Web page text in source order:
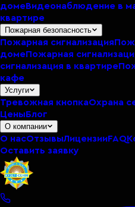
домеВидеонаблюдение в
квартире
Пожарная безопасность
Пожарная сигнализация
домеПожарная
сигнализация в квартире
кафе
Услуги
Тревожная кнопкаОхрана
ЦеныБлог
О компании
О насОтзывыЛицензииFAQ
Оставить заявку